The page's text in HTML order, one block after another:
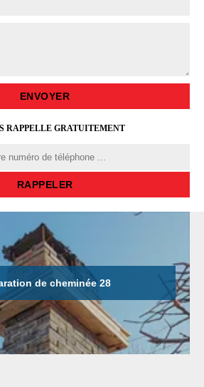
RAPPELLE GRATUITEMENT
de cheminée 28